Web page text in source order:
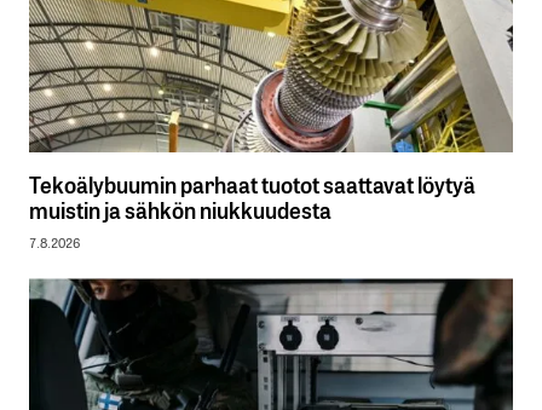
Tekoälybuumin parhaat tuotot saattavat löytyä
muistin ja sähkön niukkuudesta
7.8.2026